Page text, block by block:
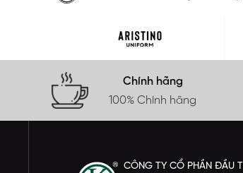
Chính hãng
100% Chính hãng
CÔNG TY CỔ PHẦN ĐẦU